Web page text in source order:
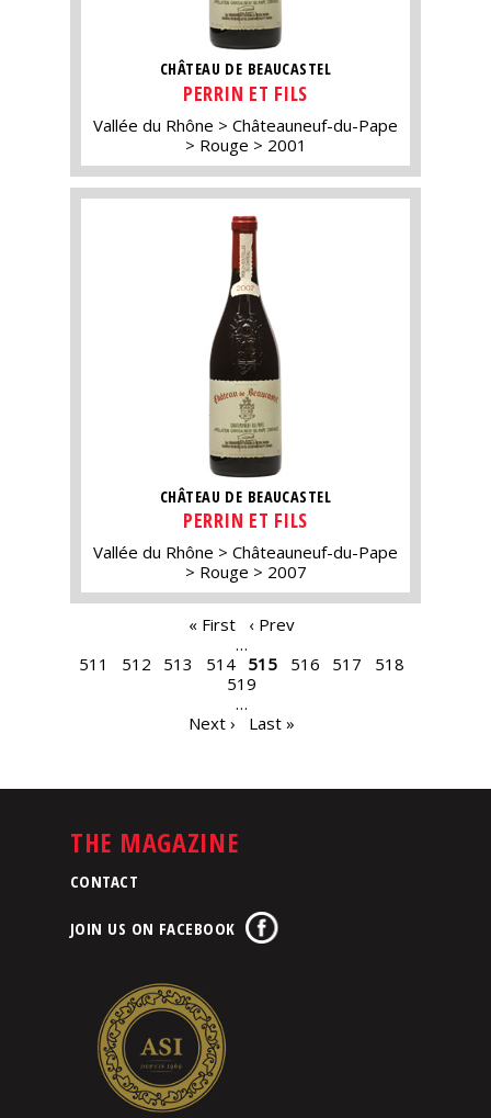
CHÂTEAU DE BEAUCASTEL
PERRIN ET FILS
Vallée du Rhône
Châteauneuf-du-Pape
Rouge
2001
CHÂTEAU DE BEAUCASTEL
PERRIN ET FILS
Vallée du Rhône
Châteauneuf-du-Pape
Rouge
2007
« First
‹ Prev
…
511
512 513 514 515 516 517
518
519
…
Next ›
Last »
THE MAGAZINE
CONTACT
JOIN US ON FACEBOOK